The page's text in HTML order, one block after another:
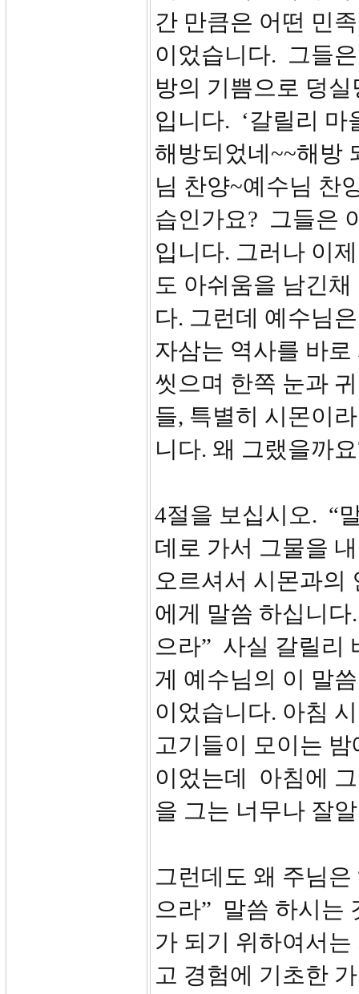
간 만큼은 어떤 민
이었습니다. 그들
방의 기쁨으로 덩
입니다. ‘갈릴리 마
해방되었네~~해방
님 찬양~예수님 찬
습인가요? 그들은
입니다. 그러나 이
도 아쉬움을 남긴
다. 그런데 예수님
자삼는 역사를 바
씻으며 한쪽 눈과
들, 특별히 시몬이
니다. 왜 그랬을까
4절을 보십시오. “
데로 가서 그물을
오르셔서 시몬과의
에게 말씀 하십니
으라” 사실 갈릴리
게 예수님의 이 말
이었습니다. 아침
고기들이 모이는
이었는데 아침에
을 그는 너무나 잘
그런데도 왜 주님
으라” 말씀 하시는
가 되기 위하여서
고 경험에 기초한